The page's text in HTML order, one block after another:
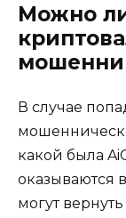
Можно
В случае
какой была
оказываются
могут